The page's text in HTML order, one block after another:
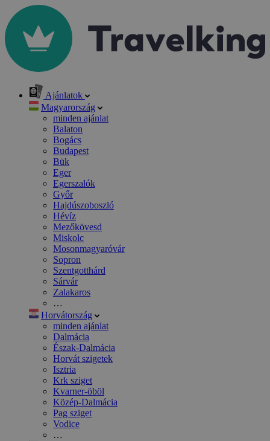
Ajánlatok
Magyarország
minden ajánlat
Balaton
Bogács
Budapest
Bük
Eger
Egerszalók
Győr
Hajdúszoboszló
Hévíz
Mezőkövesd
Miskolc
Mosonmagyaróvár
Sopron
Szentgotthárd
Sárvár
Zalakaros
…
Horvátország
minden ajánlat
Dalmácia
Észak-Dalmácia
Horvát szigetek
Isztria
Krk sziget
Kvarner-öböl
Közép-Dalmácia
Pag sziget
Vodice
…